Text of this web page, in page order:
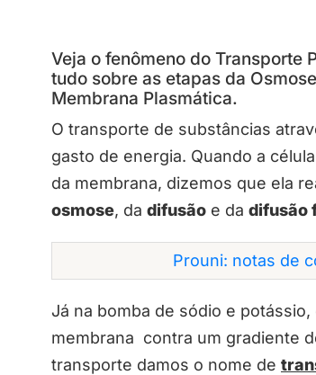
Veja o fenômeno do Transporte
tudo sobre as etapas da
Membrana Plasmática.
O transporte de substâncias
gasto de energia. Quando a
da membrana, dizemos que ela
osmose, da difusão e da difusão
Prouni: notas de
Já na bomba de sódio e
membrana contra um gradiente
transporte damos o nome de